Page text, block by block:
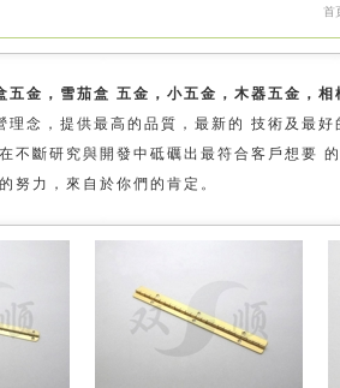
首
金，雪茄盒 五金，小五金，木器五金，相
念，提供最高的品質，最新的 技術及最好
不斷研究與開發中砥礪出最符合客戶想要
努力，來自於你們的肯定。